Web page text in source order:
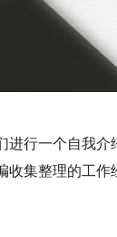
行一个自我介
集整理的工